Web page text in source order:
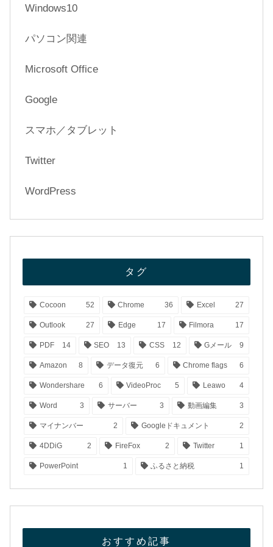
Windows10
パソコン関連
Microsoft Office
Google
スマホ／タブレット
Twitter
WordPress
タグ
Cocoon 52 Chrome 36 Excel 27
Outlook 27 Edge 17 Filmora 17
PDF 14 SEO 13 CSS 12 Gメール 9
Amazon 8 データ復元 6 Chrome flags 6
Wondershare 6 VideoProc 5 Leawo 4
Word 3 サーバー 3 動画編集 3
マイナンバー 2 Googleドキュメント 2
4DDiG 2 FireFox 2 Twitter 1
PowerPoint 1 ふるさと納税 1
おすすめ記事